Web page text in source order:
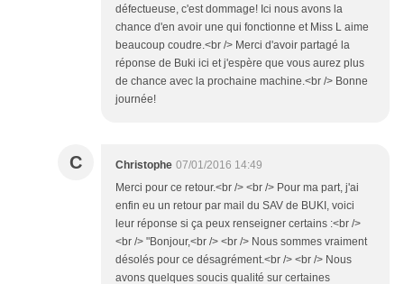
défectueuse, c'est dommage! Ici nous avons la
chance d'en avoir une qui fonctionne et Miss L aime
beaucoup coudre.<br /> Merci d'avoir partagé la
réponse de Buki ici et j'espère que vous aurez plus
de chance avec la prochaine machine.<br /> Bonne
journée!
C Christophe 07/01/2016 14:49
Merci pour ce retour.<br /> <br /> Pour ma part, j'ai
enfin eu un retour par mail du SAV de BUKI, voici
leur réponse si ça peux renseigner certains :<br />
<br /> "Bonjour,<br /> <br /> Nous sommes vraiment
désolés pour ce désagrément.<br /> <br /> Nous
avons quelques soucis qualité sur certaines